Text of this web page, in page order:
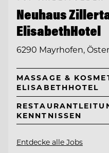
Neuhaus
ElisabethHotel
6290 Mayrhofen,
MASSAGE &
ELISABETHHOTEL
KENNTNISSEN
Entdecke alle Jobs